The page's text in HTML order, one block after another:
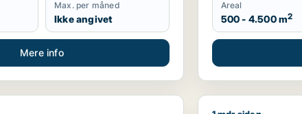
Max. per måned
Ikke angivet
Mere info
Areal
500 - 4.500 m2